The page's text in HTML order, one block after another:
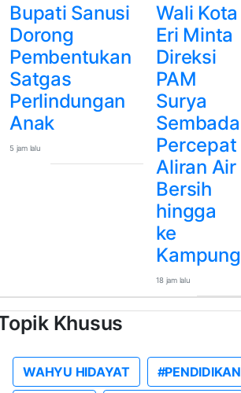
Bupati Sanusi
Dorong
Pembentukan
Satgas
Perlindungan
Anak
5 jam lalu
Wali Kota
Eri Minta
Direksi
PAM
Surya
Sembada
Percepat
Aliran Air
Bersih
hingga
ke
Kampung
18 jam lalu
Khusus
WAHYU HIDAYAT #PENDIDIKAN